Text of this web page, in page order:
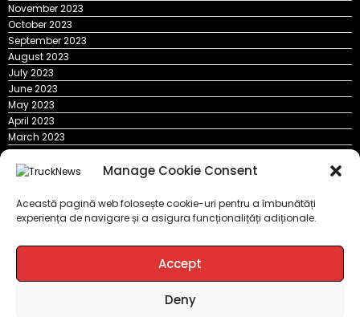
Manage Cookie Consent
Această pagină web folosește cookie-uri pentru a îmbunătăți
experiența de navigare și a asigura funcționalițăți adiționale.
Accept
Deny
November 2023
October 2023
September 2023
August 2023
July 2023
June 2023
May 2023
April 2023
March 2023
February 2023
January 2023
Blue River: 26.123 km cu un camion 100% electric în transport
Proiectul Revoy prinde contur
Sailun își extinde gama de anvelope pentru camioane